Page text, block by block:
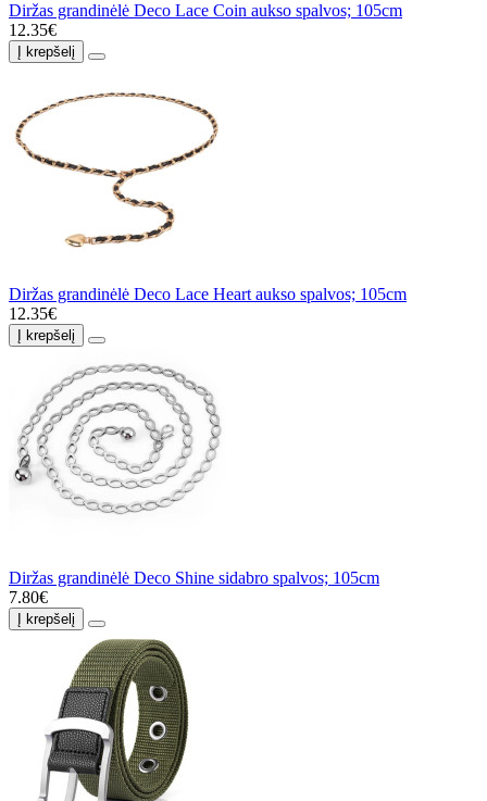
Diržas grandinėlė Deco Lace Coin aukso spalvos; 105cm
12.35€
Į krepšelį
Diržas grandinėlė Deco Lace Heart aukso spalvos; 105cm
12.35€
Į krepšelį
Diržas grandinėlė Deco Shine sidabro spalvos; 105cm
7.80€
Į krepšelį